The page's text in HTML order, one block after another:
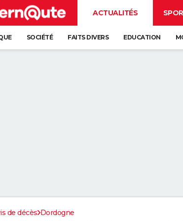
ACTUALITÉS
SOCIÉTÉ FAITS DIVERS EDUCATION
de décès Dordogne